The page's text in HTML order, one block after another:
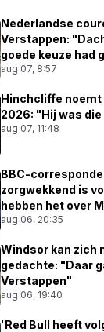
Nederlandse
Verstappen:
goede keuze had
aug 07, 8:57
Hinchcliffe
2026: "Hij was
aug 07, 11:48
BBC-
zorgwekkend is
hebben het over
aug 06, 20:35
Windsor kan zich
gedachte: "Daar
Verstappen"
aug 06, 19:40
'Red Bull heeft